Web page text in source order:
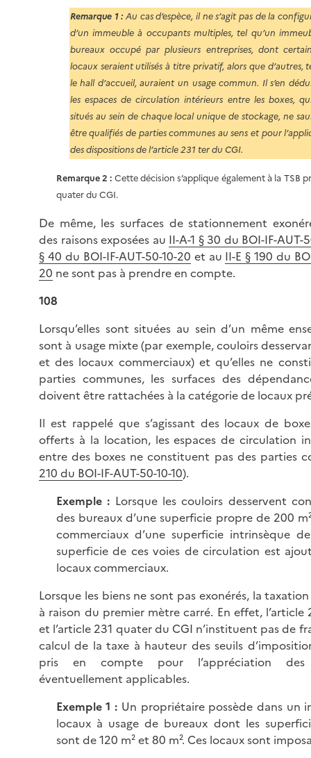
Remarque 1 : Au cas d’espèce, il ne s’agit pas de la
d’un immeuble à occupants multiples, tel qu’un
bureaux occupé par plusieurs entreprises, dont
locaux seraient utilisés à titre privatif, alors que d’autres,
le hall d’accueil, auraient un usage commun. Il s’en
les espaces de circulation intérieurs entre les boxes,
situés au sein de chaque local unique de stockage, ne
être qualifiés de parties communes au sens et pour
des dispositions de l’article 231 ter du CGI.
Remarque 2 : Cette décision s’applique également à la TSB
quater du CGI.
De même, les surfaces de stationnement
des raisons exposées au II-A-1 § 30 du BOI-IF-AUT-
§ 40 du BOI-IF-AUT-50-10-20 et au II-E § 190 du
20 ne sont pas à prendre en compte.
108
Lorsqu’elles sont situées au sein d’un même
sont à usage mixte (par exemple, couloirs
et des locaux commerciaux) et qu’elles ne
parties communes, les surfaces des
doivent être rattachées à la catégorie de locaux
Il est rappelé que s’agissant des locaux de
offerts à la location, les espaces de circulation
entre des boxes ne constituent pas des parties
210 du BOI-IF-AUT-50-10-10).
Exemple : Lorsque les couloirs desservent
des bureaux d’une superficie propre de 200
commerciaux d’une superficie intrinsèque
superficie de ces voies de circulation est
locaux commerciaux.
Lorsque les biens ne sont pas exonérés, la
à raison du premier mètre carré. En effet, l’article
et l’article 231 quater du CGI n’instituent pas de
calcul de la taxe à hauteur des seuils
pris en compte pour l’appréciation des
éventuellement applicables.
Exemple 1 : Un propriétaire possède dans un
locaux à usage de bureaux dont les
sont de 120 m² et 80 m². Ces locaux sont